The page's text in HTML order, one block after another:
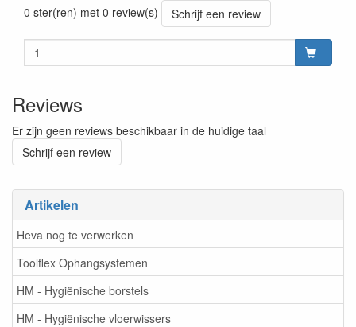
Artikelen
Heva nog te verwerken
Toolflex Ophangsystemen
HM - Hygiënische borstels
HM - Hygiënische vloerwissers
0 ster(ren) met 0 review(s)
Schrijf een review
Reviews
Er zijn geen reviews beschikbaar in de huidige taal
Schrijf een review